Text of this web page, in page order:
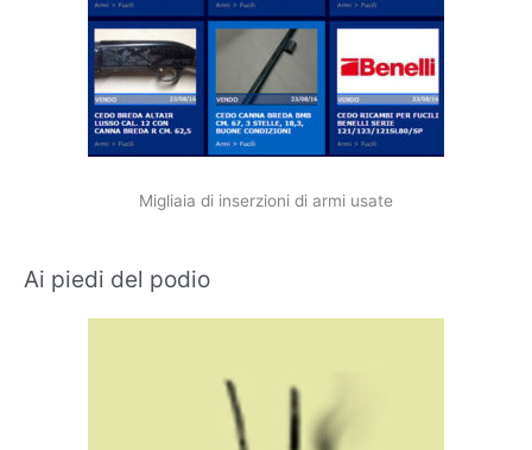
Migliaia di inserzioni di armi usate
Ai piedi del podio